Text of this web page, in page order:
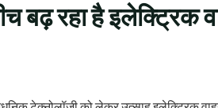
बढ़ रहा है इलेक्ट्रिक